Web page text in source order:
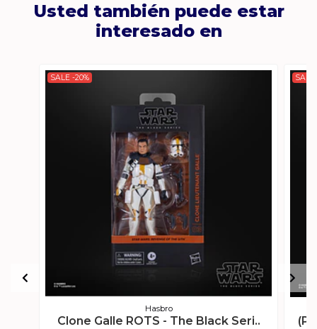
Usted también puede estar
interesado en
SALE -20%
Hasbro
Clone Galle ROTS - The Black Seri..
SALE